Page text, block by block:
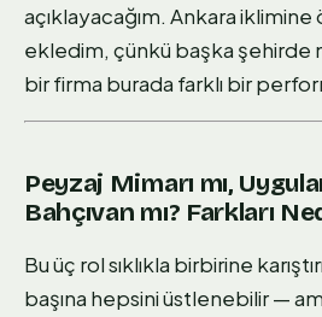
açıklayacağım. Ankara iklimine
ekledim, çünkü başka şehirde
bir firma burada farklı bir
Peyzaj Mimarı mı,
Bahçıvan mı? Farkları
Bu üç rol sıklıkla birbirine
başına hepsini üstlenebilir —